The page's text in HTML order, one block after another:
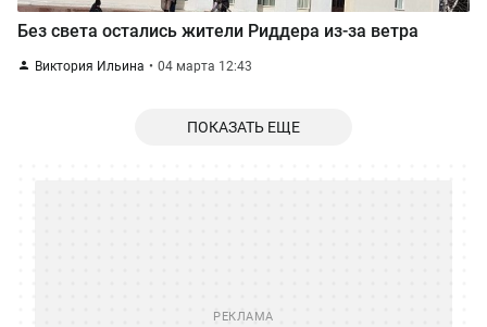
Без света остались жители Риддера из-за ветра
Виктория Ильина 04 марта 12:43
ПОКАЗАТЬ ЕЩЕ